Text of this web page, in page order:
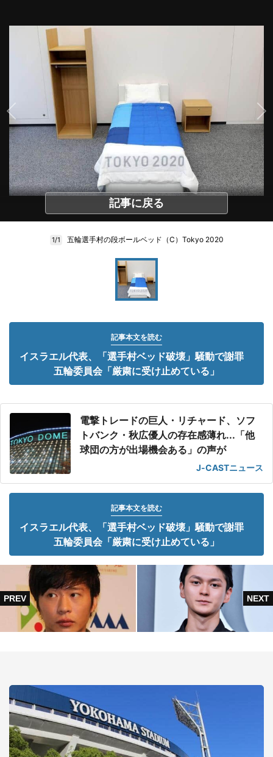
記事に戻る
1/1 五輪選手村の段ボールベッド（C）Tokyo 2020
記事本文を読む
イスラエル代表、「選手村ベッド破壊」騒動で謝罪
五輪委員会「厳粛に受け止めている」
電撃トレードの巨人・リチャード、ソフ
トバンク・秋広優人の存在感薄れ...「他
球団の方が出場機会ある」の声が
J-CASTニュース
記事本文を読む
イスラエル代表、「選手村ベッド破壊」騒動で謝罪
五輪委員会「厳粛に受け止めている」